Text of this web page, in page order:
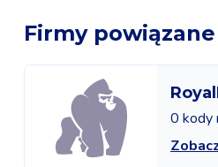
Firmy powiązane
0 kody